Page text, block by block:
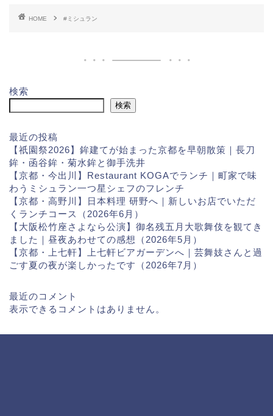
HOME #ミシュラン
検索
検索
最近の投稿
【祇園祭2026】鉾建てが始まった京都を早朝散策｜長刀
鉾・函谷鉾・菊水鉾と御手洗井
【京都・今出川】Restaurant KOGAでランチ｜町家で味
わうミシュラン一つ星シェフのフレンチ
【京都・高野川】日本料理 研野へ｜新しいお店でいただ
くランチコース（2026年6月）
【大阪松竹座さよなら公演】御名残五月大歌舞伎を観てき
ました｜昼夜あわせての感想（2026年5月）
【京都・上七軒】上七軒ビアガーデンへ｜芸舞妓さんと過
ごす夏の夜が楽しかったです（2026年7月）
最近のコメント
表示できるコメントはありません。